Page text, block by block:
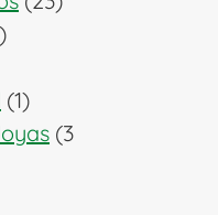
11
producto
3